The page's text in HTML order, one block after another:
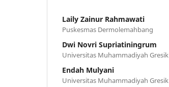
Laily Zainur Rahmawati
Puskesmas Dermolemahbang
Dwi Novri Supriatiningrum
Universitas Muhammadiyah Gresik
Endah Mulyani
Universitas Muhammadiyah Gresik